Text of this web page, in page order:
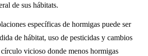
de sus hábitats.
específicas de hormigas puede ser
de hábitat, uso de pesticidas y cambios
vicioso donde menos hormigas